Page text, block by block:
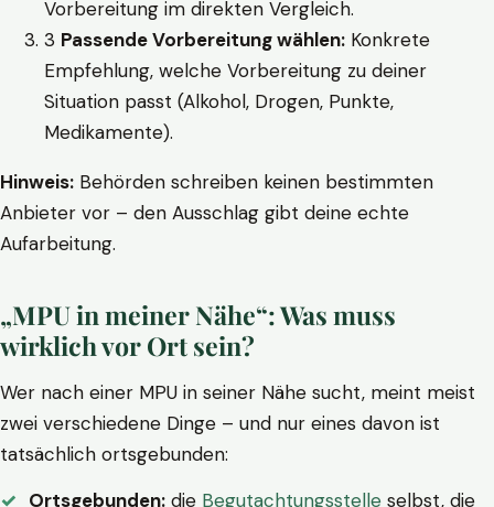
Vorbereitung im direkten Vergleich.
3 Passende Vorbereitung wählen: Konkrete
Empfehlung, welche Vorbereitung zu deiner
Situation passt (Alkohol, Drogen, Punkte,
Medikamente).
Hinweis: Behörden schreiben keinen bestimmten
Anbieter vor – den Ausschlag gibt deine echte
Aufarbeitung.
„MPU in meiner Nähe“: Was muss
wirklich vor Ort sein?
Wer nach einer MPU in seiner Nähe sucht, meint meist
zwei verschiedene Dinge – und nur eines davon ist
tatsächlich ortsgebunden:
Ortsgebunden: die Begutachtungsstelle selbst, die